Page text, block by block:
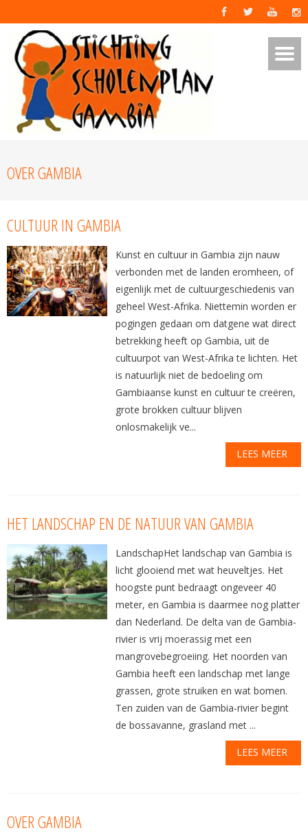
OVER GAMBIA
CULTUUR IN GAMBIA
Kunst en cultuur in Gambia zijn nauw
verbonden met de landen eromheen, of
eigenlijk met de cultuurgeschiedenis van
geheel West-Afrika. Niettemin worden er
pogingen gedaan om datgene wat direct
betrekking heeft op Gambia, uit de
cultuurpot van West-Afrika te lichten. Het
is natuurlijk niet de bedoeling om
Gambiaanse kunst en cultuur te creëren,
grote brokken cultuur blijven
onlosmakelijk ve...
LEES MEER
HET LANDSCHAP EN DE NATUUR VAN GAMBIA
LandschapHet landschap van Gambia is
licht glooiend met wat heuveltjes. Het
hoogste punt bedraagt ongeveer 40
meter, en Gambia is daarmee nog platter
dan Nederland. De delta van de Gambia-
rivier is vrij moerassig met een
mangrovebegroeiing. Het noorden van
Gambia heeft een landschap met lange
grassen, grote struiken en wat bomen.
Ten zuiden van de Gambia-rivier begint
de bossavanne, grasland met ...
LEES MEER
OVER GAMBIA